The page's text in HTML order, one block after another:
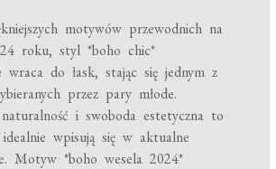
motywów przewodnich na
roku, styl *boho chic*
wraca do łask, stając się jednym z
przez pary młode.
i swoboda estetyczna to
wpisują się w aktualne
Motyw *boho wesela 2024*